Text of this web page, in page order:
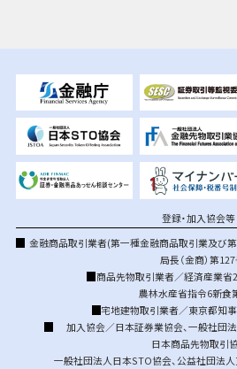
登録・加入協会等
金融商品取引業者(第一種金融商品取引業及び
局長（金商）第
商品先物取引業者／経済産業省
農林水産省指令6新食
宅地建物取引業者／東京都知事
加入協会／日本証券業協会、 一般社団
日本商品先物取引
一般社団法人日本STO協会、 公益社団法